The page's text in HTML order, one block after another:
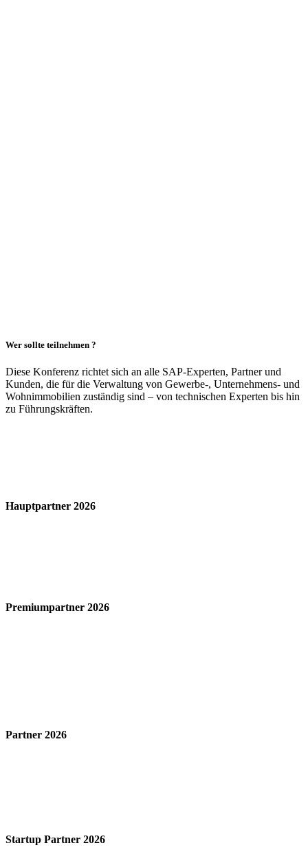
Wer sollte teilnehmen ?
Diese Konferenz richtet sich an alle SAP-Experten, Partner und
Kunden, die für die Verwaltung von Gewerbe-, Unternehmens- und
Wohnimmobilien zuständig sind – von technischen Experten bis hin
zu Führungskräften.
Hauptpartner 2026
Premiumpartner 2026
Partner 2026
Startup Partner 2026